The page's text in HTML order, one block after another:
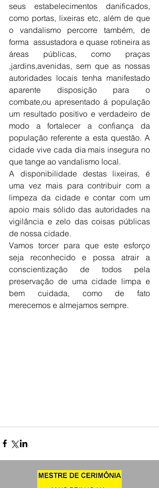
seus estabelecimentos danificados,
como portas, lixeiras etc, além de que
o vandalismo percorre também, de
forma  assustadora e quase rotineira as
áreas públicas, como praças
,jardins,avenidas, sem que as nossas
autoridades locais tenha manifestado
aparente disposição para o
combate,ou apresentado á população
um resultado positivo e verdadeiro de
modo a fortalecer a confiança da
população referente a esta questão. A
cidade vive cada dia mais insegura no
que tange ao vandalismo local.
A disponibilidade destas lixeiras, é
uma vez mais para contribuir com a
limpeza da cidade e contar com um
apoio mais sólido das autoridades na
vigilância e zelo das coisas públicas
de nossa cidade.
Vamos torcer para que este esforço
seja reconhecido e possa atrair a
conscientização de todos pela
preservação de uma cidade limpa e
bem cuidada, como de fato
merecemos e almejamos sempre.